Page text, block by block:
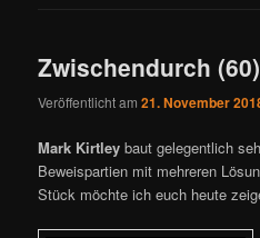
Zwischendurch (60)
Veröffentlicht am21. November
Mark Kirtley baut gelegentlich
Beweispartien mit mehreren
Stück möchte ich euch heute